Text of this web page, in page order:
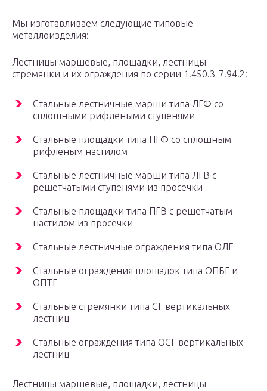
Мы изготавливаем следующие типовые
металлоизделия:
Лестницы маршевые, площадки, лестницы
стремянки и их ограждения по серии 1.450.3-7.94.2:
Стальные лестничные марши типа ЛГФ со
сплошными рифлеными ступенями
Стальные площадки типа ПГФ со сплошным
рифленым настилом
Стальные лестничные марши типа ЛГВ с
решетчатыми ступенями из просечки
Стальные площадки типа ПГВ с решетчатым
настилом из просечки
Стальные лестничные ограждения типа ОЛГ
Стальные ограждения площадок типа ОПБГ и
ОПТГ
Стальные стремянки типа СГ вертикальных
лестниц
Стальные ограждения типа ОСГ вертикальных
лестниц
Лестницы маршевые, площадки, лестницы